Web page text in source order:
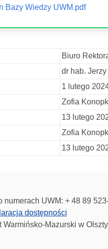
Bazy Wiedzy UWM.pdf
Biuro
dr hab.
1 lutego
Zofia
13 lutego
Zofia
13 lutego
UWM: + 48 89
dostępności
Mazurski w